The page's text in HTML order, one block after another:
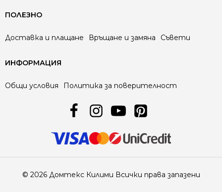
ПОЛЕЗНО
Доставка и плащане Връщане и замяна Съвети
ИНФОРМАЦИЯ
Общи условия Политика за поверителност
© 2026 Домтекс Килими Всички права запазени